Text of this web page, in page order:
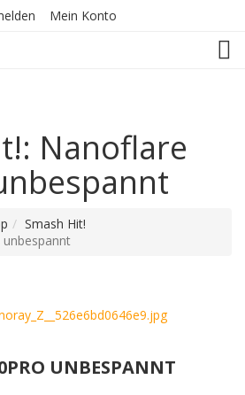
Mein Konto
Nanoflare
Smash Hit!
unbespannt
UNBESPANNT